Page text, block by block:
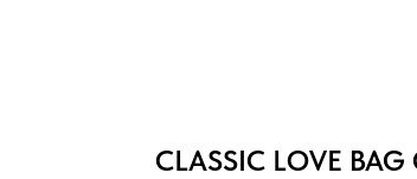
CLASSIC LOVE